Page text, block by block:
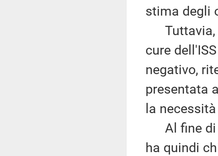
stima degli
Tuttavia,
cure
negativo,
presentata
la
Al fine di
ha quindi